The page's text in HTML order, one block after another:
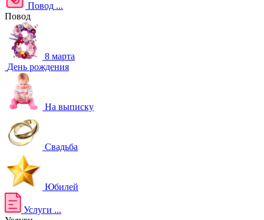
Повод ...
Повод
8 марта
День рождения
На выписку
Свадьба
Юбилей
Услуги ...